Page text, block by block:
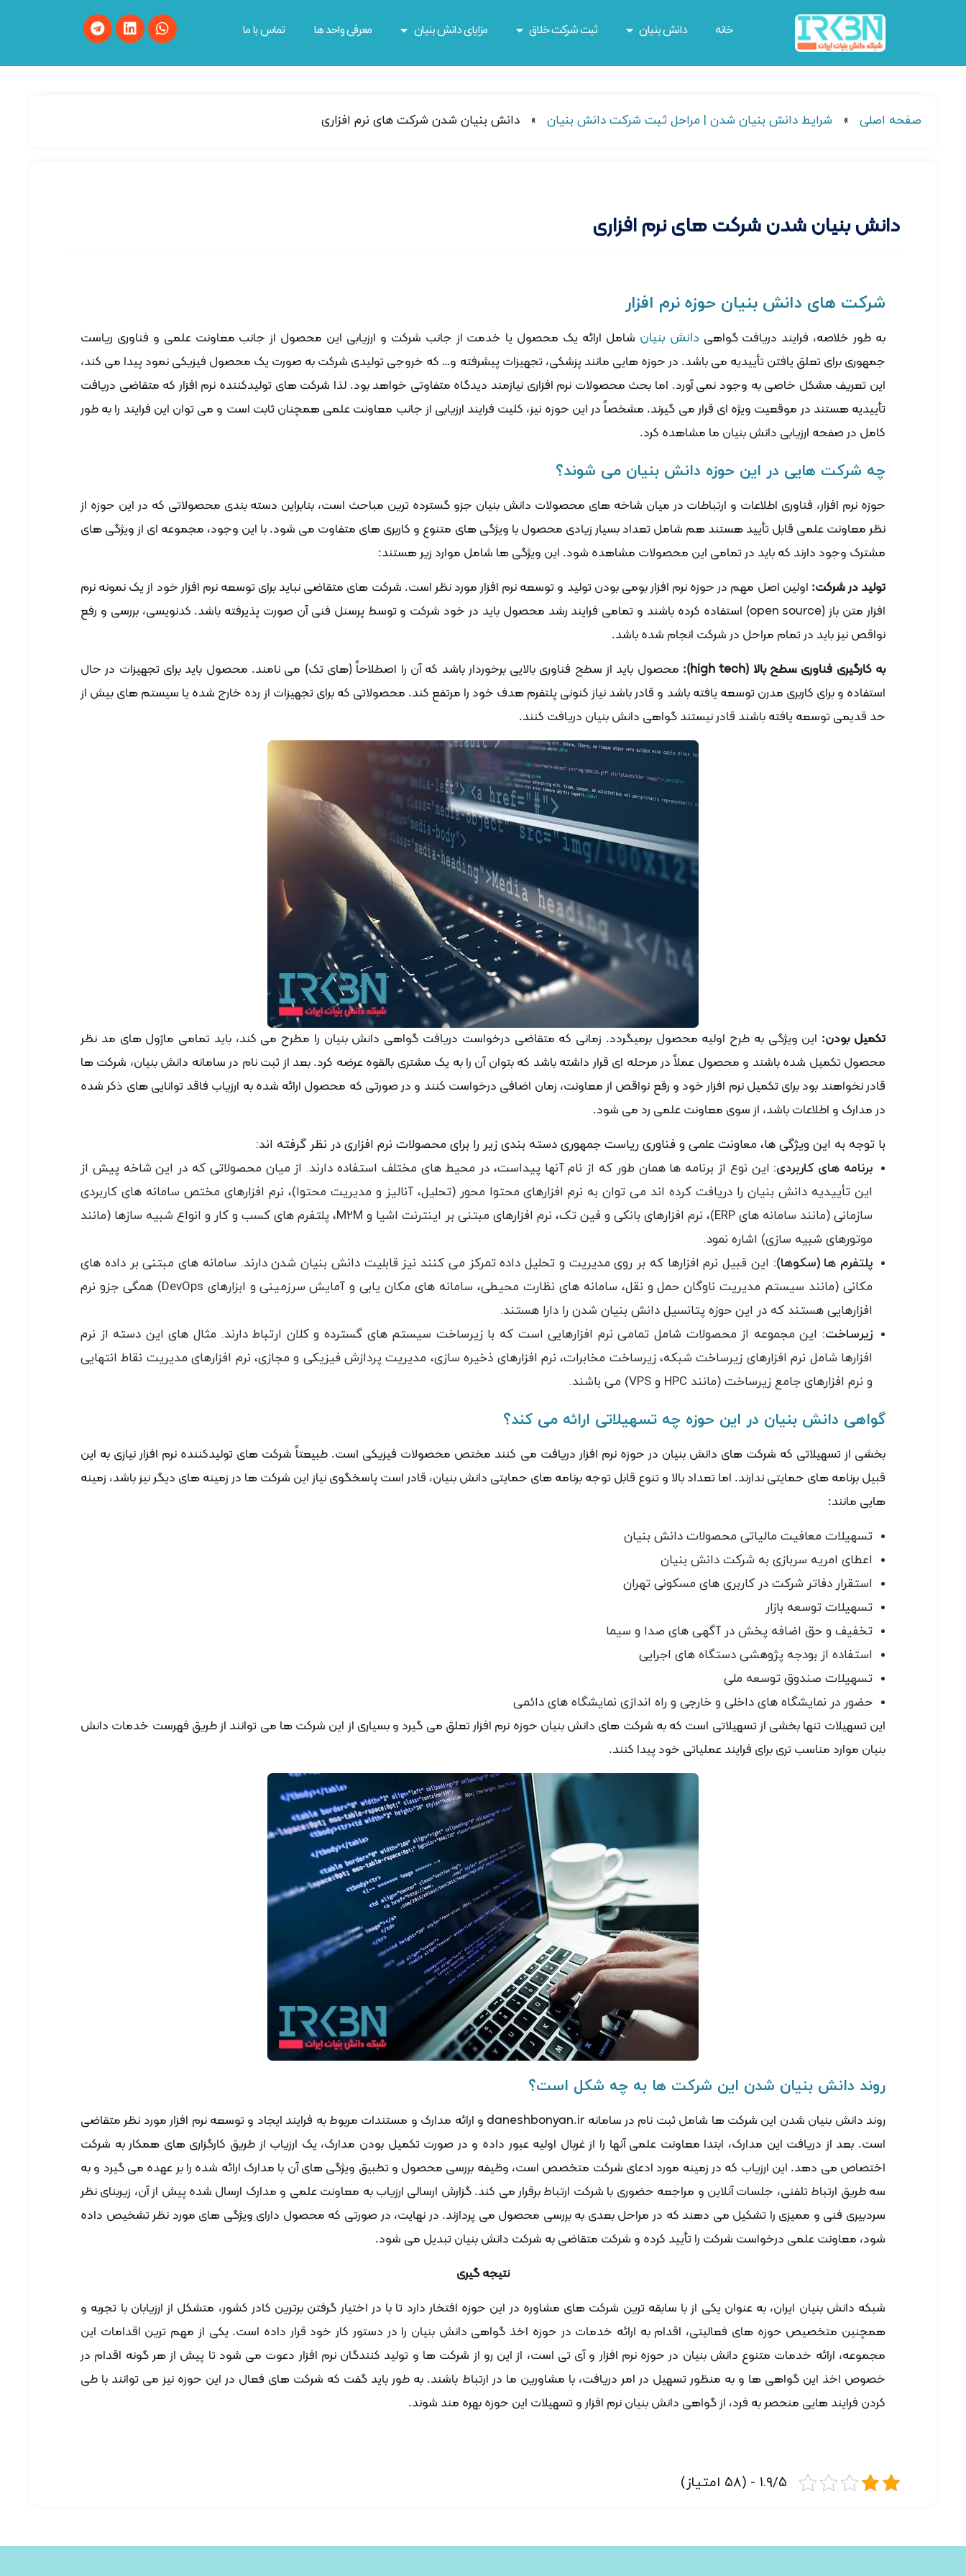
خانه دانش بنیان ثبت شرکت خلاق مزایای دانش بنیان معرفی واحد ها تماس با ما
صفحه اصلی » شرایط دانش بنیان شدن | مراحل ثبت شرکت دانش بنیان » دانش بنیان شدن شرکت های نرم افزاری
دانش بنیان شدن شرکت های نرم افزاری
شرکت های دانش بنیان حوزه نرم افزار
به طور خلاصه، فرایند دریافت گواهیدانش بنیان شامل ارائه یک محصول یا خدمت از جانب شرکت و ارزیابی این محصول از جانب معاونت علمی و فناوری ریاست
جمهوری برای تعلق یافتن تأییدیه می باشد. در حوزه هایی مانند پزشکی، تجهیزات پیشرفته و… که خروجی تولیدی شرکت به صورت یک محصول فیزیکی نمود پیدا می کند،
این تعریف مشکل خاصی به وجود نمی آورد. اما بحث محصولات نرم افزاری نیازمند دیدگاه متفاوتی خواهد بود. لذا شرکت های تولیدکننده نرم افزار که متقاضی دریافت
تأییدیه هستند در موقعیت ویژه ای قرار می گیرند. مشخصاً در این حوزه نیز، کلیت فرایند ارزیابی از جانب معاونت علمی همچنان ثابت است و می توان این فرایند را به طور
کامل در صفحه ارزیابی دانش بنیان ما مشاهده کرد.
چه شرکت هایی در این حوزه دانش بنیان می شوند؟
حوزه نرم افزار، فناوری اطلاعات و ارتباطات در میان شاخه های محصولات دانش بنیان جزو گسترده ترین مباحث است، بنابراین دسته بندی محصولاتی که در این حوزه از
نظر معاونت علمی قابل تأیید هستند هم شامل تعداد بسیار زیادی محصول با ویژگی های متنوع و کاربری های متفاوت می شود. با این وجود، مجموعه ای از ویژگی های
مشترک وجود دارند که باید در تمامی این محصولات مشاهده شود. این ویژگی ها شامل موارد زیر هستند:
تولید در شرکت: اولین اصل مهم در حوزه نرم افزار بومی بودن تولید و توسعه نرم افزار مورد نظر است. شرکت های متقاضی نباید برای توسعه نرم افزار خود از یک نمونه نرم
افزار متن باز (open source) استفاده کرده باشند و تمامی فرایند رشد محصول باید در خود شرکت و توسط پرسنل فنی آن صورت پذیرفته باشد. کدنویسی، بررسی و رفع
نواقص نیز باید در تمام مراحل در شرکت انجام شده باشد.
به کارگیری فناوری سطح بالا (high tech
): محصول باید از سطح فناوری بالایی برخوردار باشد که آن را اصطلاحاً (های تک) می نامند. محصول باید برای تجهیزات در حال
استفاده و برای کاربری مدرن توسعه یافته باشد و قادر باشد نیاز کنونی پلتفرم هدف خود را مرتفع کند. محصولاتی که برای تجهیزات از رده خارج شده یا سیستم های بیش از
حد قدیمی توسعه یافته باشند قادر نیستند گواهی دانش بنیان دریافت کنند.
تکمیل بودن: این ویژگی به طرح اولیه محصول برمیگردد. زمانی که متقاضی درخواست دریافت گواهی دانش بنیان را مطرح می کند، باید تمامی ماژول های مد نظر
محصول تکمیل شده باشند و محصول عملاً در مرحله ای قرار داشته باشد که بتوان آن را به یک مشتری بالقوه عرضه کرد. بعد از ثبت نام در سامانه دانش بنیان، شرکت ها
قادر نخواهند بود برای تکمیل نرم افزار خود و رفع نواقص از معاونت، زمان اضافی درخواست کنند و در صورتی که محصول ارائه شده به ارزیاب فاقد توانایی های ذکر شده
در مدارک و اطلاعات باشد، از سوی معاونت علمی رد می شود.
با توجه به این ویژگی ها، معاونت علمی و فناوری ریاست جمهوری دسته بندی زیر را برای محصولات نرم افزاری در نظر گرفته اند:
برنامه های کاربردی: این نوع از برنامه ها همان طور که از نام آنها پیداست، در محیط های مختلف استفاده دارند. از میان محصولاتی که در این شاخه پیش از
این تأییدیه دانش بنیان را دریافت کرده اند می توان به نرم افزارهای محتوا محور (تحلیل، آنالیز و مدیریت محتوا)، نرم افزارهای مختص سامانه های کاربردی
سازمانی (مانند سامانه های ERP)، نرم افزارهای بانکی و فین تک، نرم افزارهای مبتنی بر اینترنت اشیا و M2M، پلتفرم های کسب و کار و انواع شبیه سازها (مانند
موتورهای شبیه سازی) اشاره نمود.
پلتفرم ها (سکوها): این قبیل نرم افزارها که بر روی مدیریت و تحلیل داده تمرکز می کنند نیز قابلیت دانش بنیان شدن دارند. سامانه های مبتنی بر داده های
مکانی (مانند سیستم مدیریت ناوگان حمل و نقل، سامانه های نظارت محیطی، سامانه های مکان یابی و آمایش سرزمینی و ابزارهای DevOps) همگی جزو نرم
افزارهایی هستند که در این حوزه پتانسیل دانش بنیان شدن را دارا هستند.
زیرساخت: این مجموعه از محصولات شامل تمامی نرم افزارهایی است که با زیرساخت سیستم های گسترده و کلان ارتباط دارند. مثال های این دسته از نرم
افزارها شامل نرم افزارهای زیرساخت شبکه، زیرساخت مخابرات، نرم افزارهای ذخیره سازی، مدیریت پردازش فیزیکی و مجازی، نرم افزارهای مدیریت نقاط انتهایی
و نرم افزارهای جامع زیرساخت (مانند HPC و VPS) می باشند.
گواهی دانش بنیان در این حوزه چه تسهیلاتی ارائه می کند؟
بخشی از تسهیلاتی که شرکت های دانش بنیان در حوزه نرم افزار دریافت می کنند مختص محصولات فیزیکی است. طبیعتاً شرکت های تولیدکننده نرم افزار نیازی به این
قبیل برنامه های حمایتی ندارند. اما تعداد بالا و تنوع قابل توجه برنامه های حمایتی دانش بنیان، قادر است پاسخگوی نیاز این شرکت ها در زمینه های دیگر نیز باشد، زمینه
هایی مانند:
تسهیلات معافیت مالیاتی محصولات دانش بنیان
اعطای امریه سربازی به شرکت دانش بنیان
استقرار دفاتر شرکت در کاربری های مسکونی تهران
تسهیلات توسعه بازار
تخفیف و حق اضافه پخش در آگهی های صدا و سیما
استفاده از بودجه پژوهشی دستگاه های اجرایی
تسهیلات صندوق توسعه ملی
حضور در نمایشگاه های داخلی و خارجی و راه اندازی نمایشگاه های دائمی
این تسهیلات تنها بخشی از تسهیلاتی است که به شرکت های دانش بنیان حوزه نرم افزار تعلق می گیرد و بسیاری از این شرکت ها می توانند از طریق فهرست خدمات دانش
بنیان موارد مناسب تری برای فرایند عملیاتی خود پیدا کنند.
روند دانش بنیان شدن این شرکت ها به چه شکل است؟
روند دانش بنیان شدن این شرکت ها شامل ثبت نام در سامانه daneshbonyan.ir و ارائه مدارک و مستندات مربوط به فرایند ایجاد و توسعه نرم افزار مورد نظر متقاضی
است. بعد از دریافت این مدارک، ابتدا معاونت علمی آنها را از غربال اولیه عبور داده و در صورت تکمیل بودن مدارک، یک ارزیاب از طریق کارگزاری های همکار به شرکت
اختصاص می دهد. این ارزیاب که در زمینه مورد ادعای شرکت متخصص است، وظیفه بررسی محصول و تطبیق ویژگی های آن با مدارک ارائه شده را بر عهده می گیرد و به
سه طریق ارتباط تلفنی، جلسات آنلاین و مراجعه حضوری با شرکت ارتباط برقرار می کند. گزارش ارسالی ارزیاب به معاونت علمی و مدارک ارسال شده پیش از آن، زیربنای نظر
سردبیری فنی و ممیزی را تشکیل می دهند که در مراحل بعدی به بررسی محصول می پردازند. در نهایت، در صورتی که محصول دارای ویژگی های مورد نظر تشخیص داده
شود، معاونت علمی درخواست شرکت را تأیید کرده و شرکت متقاضی به شرکت دانش بنیان تبدیل می شود.
نتیجه گیری
شبکه دانش بنیان ایران، به عنوان یکی از با سابقه ترین شرکت های مشاوره در این حوزه افتخار دارد تا با در اختیار گرفتن برترین کادر کشور، متشکل از ارزیابان با تجربه و
همچنین متخصیص حوزه های فعالیتی، اقدام به ارائه خدمات در حوزه اخذ گواهی دانش بنیان را در دستور کار خود قرار داده است. یکی از مهم ترین اقدامات این
مجموعه، ارائه خدمات متنوع دانش بنیان در حوزه نرم افزار و آی تی است، از این رو از شرکت ها و تولید کنندگان نرم افزار دعوت می شود تا پیش از هر گونه اقدام در
خصوص اخذ این گواهی ها و به منظور تسهیل در امر دریافت، با مشاورین ما در ارتباط باشند. به طور باید گفت که شرکت های فعال در این حوزه نیز می توانند با طی
کردن فرایند هایی منحصر به فرد، از گواهی دانش بنیان نرم افزار و تسهیلات این حوزه بهره مند شوند.
۱.۹/۵ - (۵۸ امتیاز)